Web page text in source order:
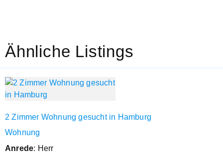
Ähnliche Listings
2 Zimmer Wohnung gesucht in Hamburg
Wohnung
Anrede: Herr